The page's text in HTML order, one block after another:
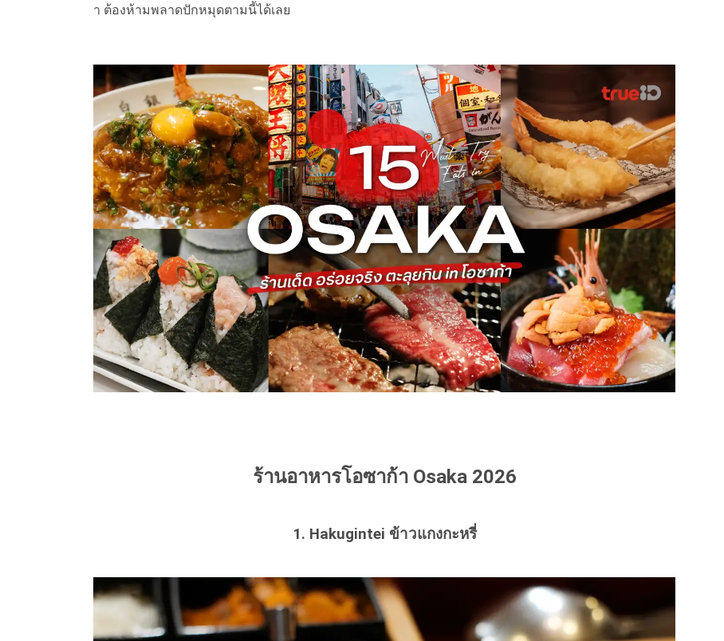
า ต้องห้ามพลาดปักหมุดตามนี้ได้เลย
ร้านอาหารโอซาก้า Osaka 2026
1. Hakugintei ข้าวแกงกะหรี่